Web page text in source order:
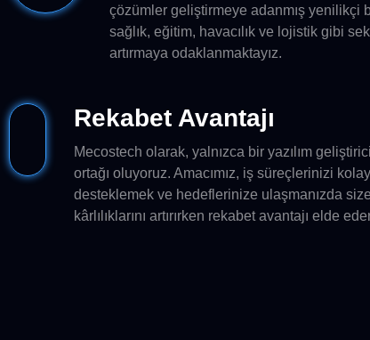
çözümler geliştirmeye adanmış yenilikçi
sağlık, eğitim, havacılık ve lojistik gibi
artırmaya odaklanmaktayız.
Rekabet Avantajı
Mecostech olarak, yalnızca bir yazılım
ortağı oluyoruz. Amacımız, iş süreçlerinizi
desteklemek ve hedeflerinize ulaşmanızda
kârlılıklarını artırırken rekabet avantajı elde